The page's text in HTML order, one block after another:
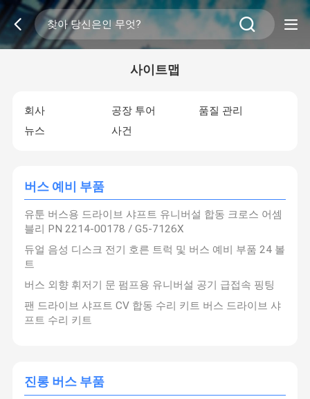
사이트맵
회사 공장 투어
품질 관리
뉴스
사건
버스 예비 부품
유툰 버스용 드라이브 샤프트 유니버설 합동 크로스 어셈
블리 PN 2214-00178 / G5-7126X
듀얼 음성 디스크 전기 호른 트럭 및 버스 예비 부품 24 볼
트
버스 외향 휘저기 문 펌프용 유니버설 공기 급접속 핑팅
팬 드라이브 샤프트 CV 합동 수리 키트 버스 드라이브 샤
프트 수리 키트
진롱 버스 부품